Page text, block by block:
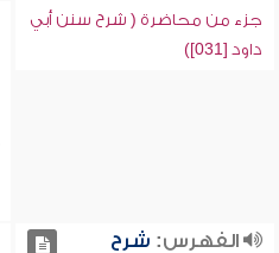
جزء من محاضرة ( شرح سنن أبي
داود [031])
الفهرس: شرح